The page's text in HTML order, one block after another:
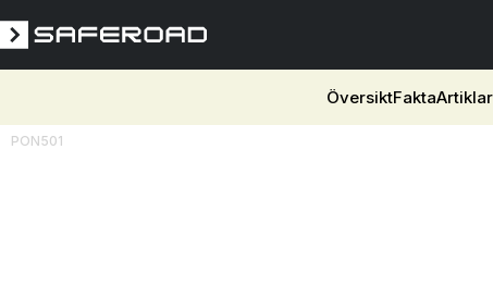
ÖversiktFaktaArtiklar
PON501